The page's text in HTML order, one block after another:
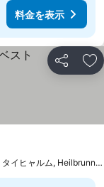
料金を表示
シェア お
フランドニッツ・アン・デア・タイヒャルム, Heilbrunnまで11.6 km